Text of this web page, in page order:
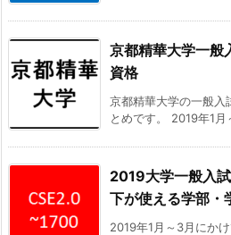
京都精華大学一般
資格
京都精華大学の一般入
とめです。 2019年1
2019大学一般入
下が使える学部・
2019年1月～3月にか